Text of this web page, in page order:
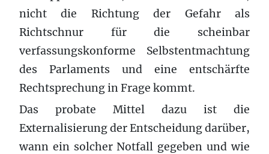
nicht die Richtung der Gefahr als
Richtschnur für die scheinbar
verfassungskonforme Selbstentmachtung
des Parlaments und eine entschärfte
Rechtsprechung in Frage kommt.
Das probate Mittel dazu ist die
Externalisierung der Entscheidung darüber,
wann ein solcher Notfall gegeben und wie